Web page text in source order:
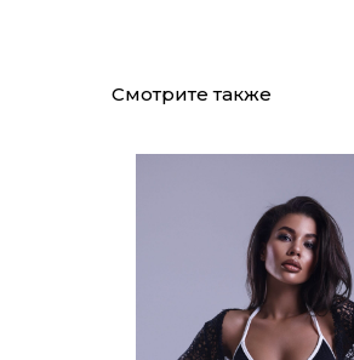
Смотрите также